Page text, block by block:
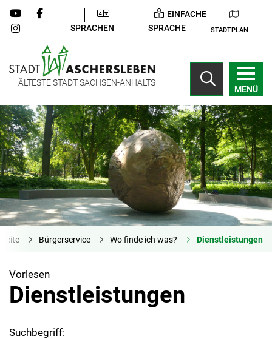
SPRACHEN
EINFACHE
SPRACHE
STADTPLAN
ÄLTESTE STADT SACHSEN-ANHALTS
MENÜ
Bürgerservice Wo finde ich was? Dienstleistungen
Vorlesen
Dienstleistungen
Suchbegriff: